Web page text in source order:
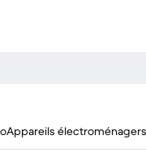
Appareils électroménagers